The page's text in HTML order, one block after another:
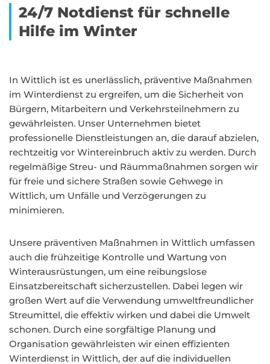
24/7 Notdienst für schnelle
Hilfe im Winter
In Wittlich ist es unerlässlich, präventive Maßnahmen
im Winterdienst zu ergreifen, um die Sicherheit von
Bürgern, Mitarbeitern und Verkehrsteilnehmern zu
gewährleisten. Unser Unternehmen bietet
professionelle Dienstleistungen an, die darauf abzielen,
rechtzeitig vor Wintereinbruch aktiv zu werden. Durch
regelmäßige Streu- und Räummaßnahmen sorgen wir
für freie und sichere Straßen sowie Gehwege in
Wittlich, um Unfälle und Verzögerungen zu
minimieren.
Unsere präventiven Maßnahmen in Wittlich umfassen
auch die frühzeitige Kontrolle und Wartung von
Winterausrüstungen, um eine reibungslose
Einsatzbereitschaft sicherzustellen. Dabei legen wir
großen Wert auf die Verwendung umweltfreundlicher
Streumittel, die effektiv wirken und dabei die Umwelt
schonen. Durch eine sorgfältige Planung und
Organisation gewährleisten wir einen effizienten
Winterdienst in Wittlich, der auf die individuellen